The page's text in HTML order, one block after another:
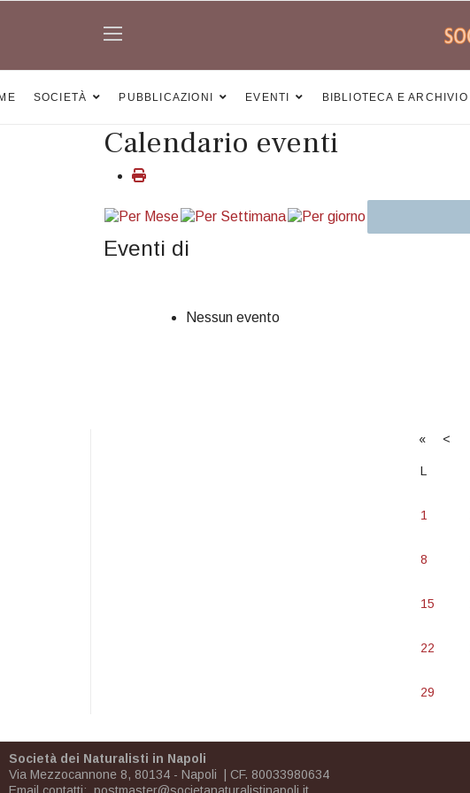
SOCIETÀ PUBBLICAZIONI EVENTI BIBLIOTECA E ARCHIVIO
Calendario eventi
Eventi di
Nessun evento
« <
L
1
8
15
22
29
Società dei Naturalisti in Napoli
Via Mezzocannone 8, 80134 - Napoli | CF. 80033980634